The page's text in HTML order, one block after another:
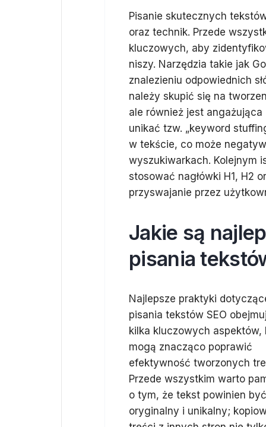
Pisanie skutecznych
oraz technik. Przede
kluczowych, aby
niszy. Narzędzia takie jak
znalezieniu odpowiednich
należy skupić się na
ale również jest
unikać tzw. „keyword
w tekście, co może
wyszukiwarkach. Kolejnym
stosować nagłówki H1, H2
przyswajanie przez
Jakie są
pisania
Najlepsze praktyki
pisania tekstów SEO
kilka kluczowych aspektów,
mogą znacząco poprawić
efektywność tworzonych
Przede wszystkim warto
o tym, że tekst powinien być
oryginalny i unikalny;